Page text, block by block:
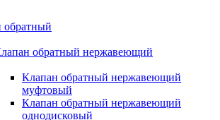
обратный
обратный нержавеющий
Клапан обратный нержавеющий
муфтовый
Клапан обратный нержавеющий
однодисковый